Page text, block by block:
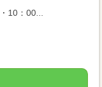
10：00...